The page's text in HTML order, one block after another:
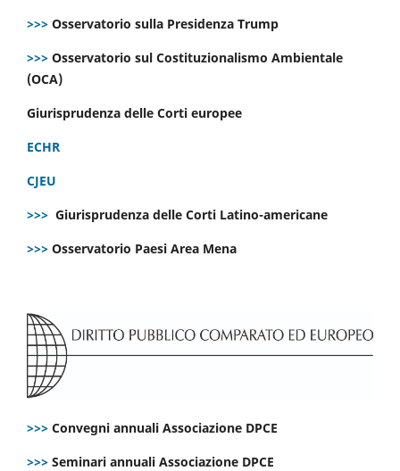
>>> Osservatorio sulla Presidenza Trump
>>> Osservatorio sul Costituzionalismo Ambientale
(OCA)
Giurisprudenza delle Corti europee
ECHR
CJEU
>>> Giurisprudenza delle Corti Latino-americane
>>> Osservatorio Paesi Area Mena
>>> Convegni annuali Associazione DPCE
>>> Seminari annuali Associazione DPCE